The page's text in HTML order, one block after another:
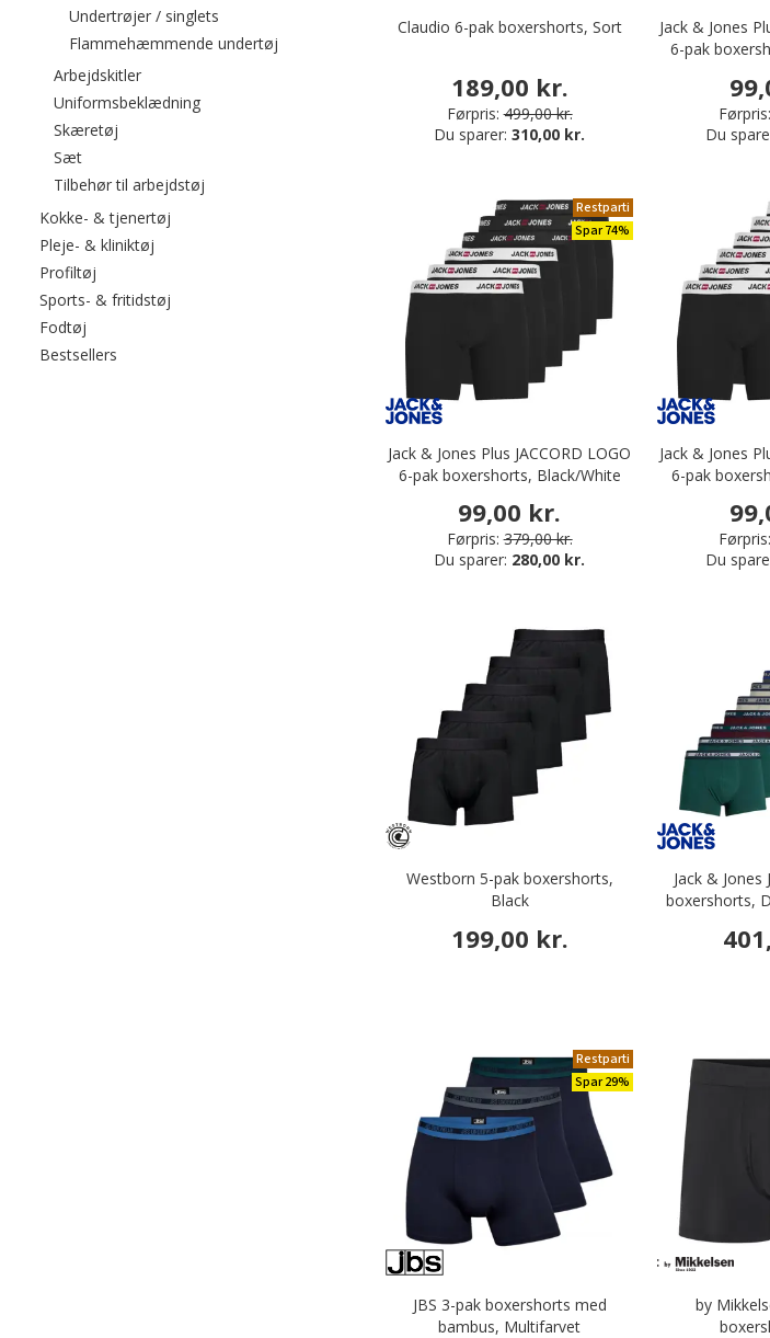
Undertrøjer / singletsFiltrér efter category: Undertrøjer / singlets
Flammehæmmende undertøjFiltrér efter category: Flammehæmmende undertøj
ArbejdskitlerFiltrér efter category: Arbejdskitler
UniformsbeklædningFiltrér efter category: Uniformsbeklædning
Skæretøj
SætFiltrér efter category: Sæt
Tilbehør til arbejdstøj
Kokke- & tjenertøj
Pleje- & kliniktøj
Profiltøj
Sports- & fritidstøj Filtrér efter category: Sports- & fritidstøj
Fodtøj
Bestsellers
Claudio 6-pak boxershorts, Sort
189,00 kr.
Førpris: 499,00 kr.
Du sparer:310,00 kr.
Jack & Jones
6-pak
Førpris:
Du
Restparti
Spar 74%
Jack & Jones Plus JACCORD LOGO
6-pak boxershorts, Black/White
99,00 kr.
Førpris: 379,00 kr.
Du sparer: 280,00 kr.
Jack & Jones
6-pak
Førpris:
Du
Westborn 5-pak boxershorts,
Black
199,00 kr.
Jack & Jones
boxershorts,
Restparti
Spar 29%
JBS 3-pak boxershorts med
bambus, Multifarvet
by